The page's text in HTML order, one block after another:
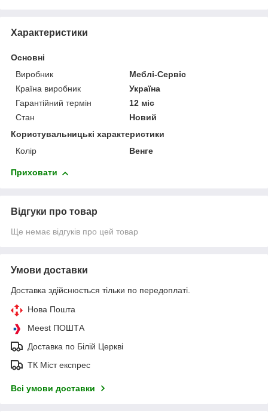
Характеристики
Основні
Виробник
Меблі-Сервіс
Країна виробник
Україна
Гарантійний термін
12 міс
Стан
Новий
Користувальницькі характеристики
Колір
Венге
Приховати
Відгуки про товар
Ще немає відгуків про цей товар
Умови доставки
Доставка здійснюється тільки по передоплаті.
Нова Пошта
Meest ПОШТА
Доставка по Білій Церкві
ТК Міст експрес
Всі умови доставки